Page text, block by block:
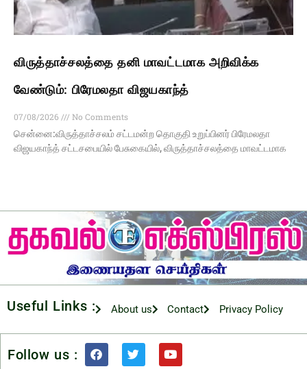
விருத்தாச்சலத்தை தனி மாவட்டமாக அறிவிக்க
வேண்டும்: பிரேமலதா விஜயகாந்த்
07/08/2026
No Comments
சென்னை:விருத்தாச்சலம் சட்டமன்ற தொகுதி உறுப்பினர் பிரேமலதா
விஜயகாந்த் சட்டசபையில் பேசுகையில், விருத்தாச்சலத்தை மாவட்டமாக
Useful Links : About us Contact Privacy Policy
Follow us :